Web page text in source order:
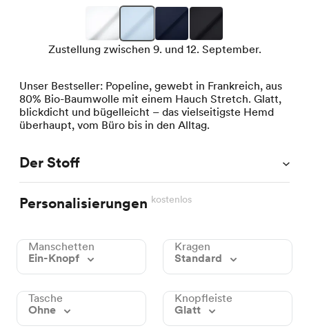
Zustellung zwischen 9. und 12. September.
Unser Bestseller: Popeline, gewebt in Frankreich, aus
80% Bio-Baumwolle mit einem Hauch Stretch. Glatt,
blickdicht und bügelleicht – das vielseitigste Hemd
überhaupt, vom Büro bis in den Alltag.
Der Stoff
Personalisierungen kostenlos
Manschetten
Ein-Knopf
Kragen
Standard
Tasche
Ohne
Knopfleiste
Glatt